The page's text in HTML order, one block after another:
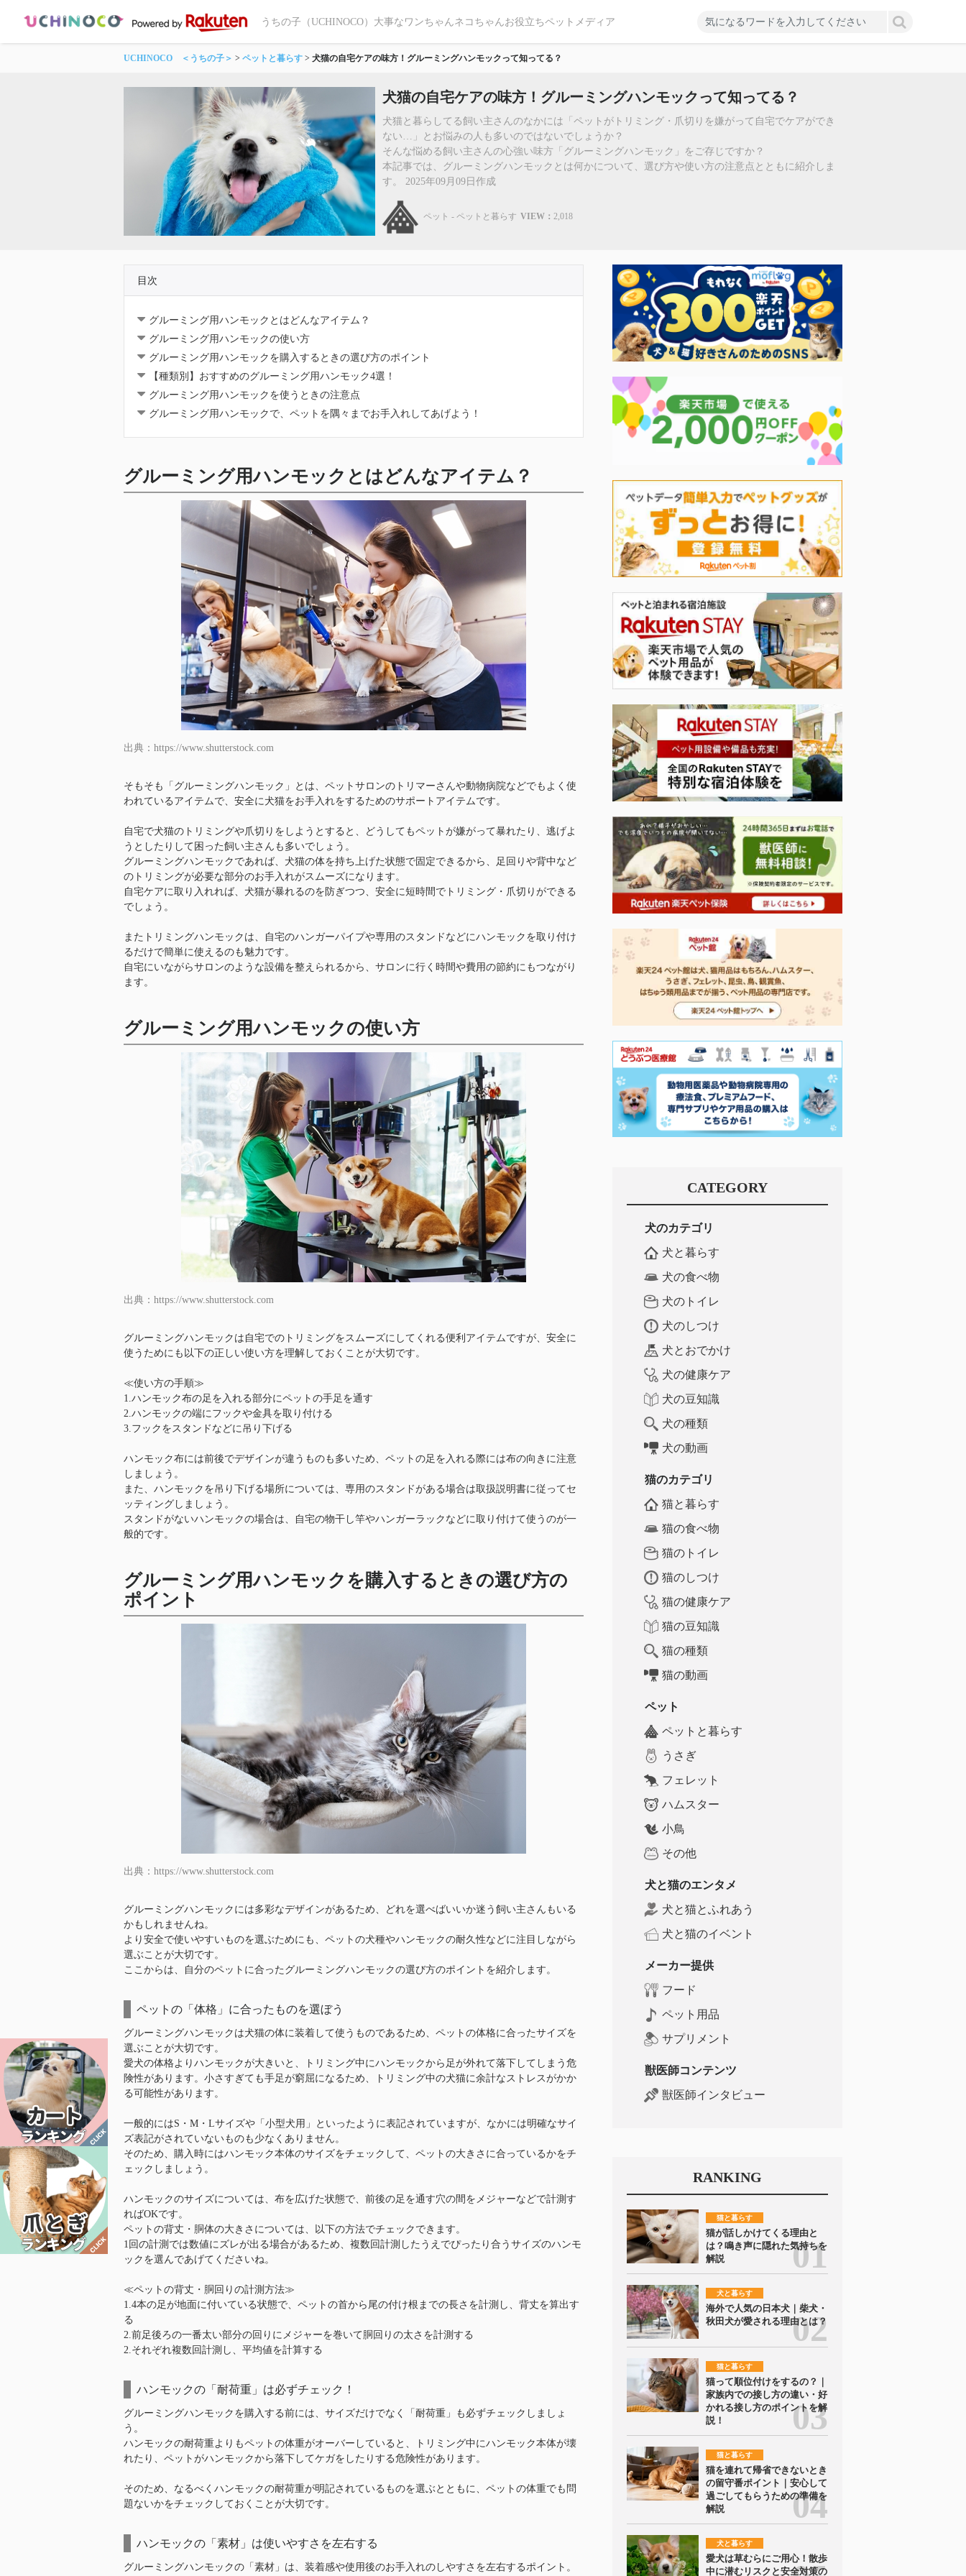
うちの子（UCHINOCO）大事なワンちゃんネコちゃんお役立ちペットメディア
UCHINOCO ＜うちの子＞ ペットと暮らす 犬猫の自宅ケアの味方！グルーミングハンモックって知ってる？
犬猫の自宅ケアの味方！グルーミングハンモックって知ってる？
犬猫と暮らしてる飼い主さんのなかには「ペットがトリミング・爪切りを嫌がって自宅でケアができ
ない…」とお悩みの人も多いのではないでしょうか？
そんな悩める飼い主さんの心強い味方「グルーミングハンモック」をご存じですか？
本記事では、グルーミングハンモックとは何かについて、選び方や使い方の注意点とともに紹介しま
す。 2025年09月09日作成
ペット - ペットと暮らす VIEW： 2,018
目次
グルーミング用ハンモックとはどんなアイテム？
グルーミング用ハンモックの使い方
グルーミング用ハンモックを購入するときの選び方のポイント
【種類別】おすすめのグルーミング用ハンモック4選！
グルーミング用ハンモックを使うときの注意点
グルーミング用ハンモックで、ペットを隅々までお手入れしてあげよう！
グルーミング用ハンモックとはどんなアイテム？
出典：https://www.shutterstock.com
そもそも「グルーミングハンモック」とは、ペットサロンのトリマーさんや動物病院などでもよく使
われているアイテムで、安全に犬猫をお手入れをするためのサポートアイテムです。
自宅で犬猫のトリミングや爪切りをしようとすると、どうしてもペットが嫌がって暴れたり、逃げよ
うとしたりして困った飼い主さんも多いでしょう。
グルーミングハンモックであれば、犬猫の体を持ち上げた状態で固定できるから、足回りや背中など
のトリミングが必要な部分のお手入れがスムーズになります。
自宅ケアに取り入れれば、犬猫が暴れるのを防ぎつつ、安全に短時間でトリミング・爪切りができる
でしょう。
またトリミングハンモックは、自宅のハンガーパイプや専用のスタンドなどにハンモックを取り付け
るだけで簡単に使えるのも魅力です。
自宅にいながらサロンのような設備を整えられるから、サロンに行く時間や費用の節約にもつながり
ます。
グルーミング用ハンモックの使い方
出典：https://www.shutterstock.com
グルーミングハンモックは自宅でのトリミングをスムーズにしてくれる便利アイテムですが、安全に
使うためにも以下の正しい使い方を理解しておくことが大切です。
≪使い方の手順≫
1.ハンモック布の足を入れる部分にペットの手足を通す
2.ハンモックの端にフックや金具を取り付ける
3.フックをスタンドなどに吊り下げる
ハンモック布には前後でデザインが違うものも多いため、ペットの足を入れる際には布の向きに注意
しましょう。
また、ハンモックを吊り下げる場所については、専用のスタンドがある場合は取扱説明書に従ってセ
ッティングしましょう。
スタンドがないハンモックの場合は、自宅の物干し竿やハンガーラックなどに取り付けて使うのが一
般的です。
グルーミング用ハンモックを購入するときの選び方の
ポイント
出典：https://www.shutterstock.com
グルーミングハンモックには多彩なデザインがあるため、どれを選べばいいか迷う飼い主さんもいる
かもしれませんね。
より安全で使いやすいものを選ぶためにも、ペットの犬種やハンモックの耐久性などに注目しながら
選ぶことが大切です。
ここからは、自分のペットに合ったグルーミングハンモックの選び方のポイントを紹介します。
ペットの「体格」に合ったものを選ぼう
グルーミングハンモックは犬猫の体に装着して使うものであるため、ペットの体格に合ったサイズを
選ぶことが大切です。
愛犬の体格よりハンモックが大きいと、トリミング中にハンモックから足が外れて落下してしまう危
険性があります。小さすぎても手足が窮屈になるため、トリミング中の犬猫に余計なストレスがかか
る可能性があります。
一般的にはS・M・Lサイズや「小型犬用」といったように表記されていますが、なかには明確なサイ
ズ表記がされていないものも少なくありません。
そのため、購入時にはハンモック本体のサイズをチェックして、ペットの大きさに合っているかをチ
ェックしましょう。
ハンモックのサイズについては、布を広げた状態で、前後の足を通す穴の間をメジャーなどで計測す
ればOKです。
ペットの背丈・胴体の大きさについては、以下の方法でチェックできます。
1回の計測では数値にズレが出る場合があるため、複数回計測したうえでぴったり合うサイズのハンモ
ックを選んであげてくださいね。
≪ペットの背丈・胴回りの計測方法≫
1.4本の足が地面に付いている状態で、ペットの首から尾の付け根までの長さを計測し、背丈を算出す
る
2.前足後ろの一番太い部分の回りにメジャーを巻いて胴回りの太さを計測する
2.それぞれ複数回計測し、平均値を計算する
ハンモックの「耐荷重」は必ずチェック！
グルーミングハンモックを購入する前には、サイズだけでなく「耐荷重」も必ずチェックしましょ
う。
ハンモックの耐荷重よりもペットの体重がオーバーしていると、トリミング中にハンモック本体が壊
れたり、ペットがハンモックから落下してケガをしたりする危険性があります。
そのため、なるべくハンモックの耐荷重が明記されているものを選ぶとともに、ペットの体重でも問
題ないかをチェックしておくことが大切です。
ハンモックの「素材」は使いやすさを左右する
グルーミングハンモックの「素材」は、装着感や使用後のお手入れのしやすさを左右するポイント。
CATEGORY
犬のカテゴリ
犬と暮らす
犬の食べ物
犬のトイレ
犬のしつけ
犬とおでかけ
犬の健康ケア
犬の豆知識
犬の種類
犬の動画
猫のカテゴリ
猫と暮らす
猫の食べ物
猫のトイレ
猫のしつけ
猫の健康ケア
猫の豆知識
猫の種類
猫の動画
ペット
ペットと暮らす
うさぎ
フェレット
ハムスター
小鳥
その他
犬と猫のエンタメ
犬と猫とふれあう
犬と猫のイベント
メーカー提供
フード
ペット用品
サプリメント
獣医師コンテンツ
獣医師インタビュー
RANKING
猫と暮らす
猫が話しかけてくる理由と
は？鳴き声に隠れた気持ちを
解説
犬と暮らす
海外で人気の日本犬｜柴犬・
秋田犬が愛される理由とは？
猫と暮らす
猫って順位付けをするの？｜
家族内での接し方の違い・好
かれる接し方のポイントを解
説！
猫と暮らす
猫を連れて帰省できないとき
の留守番ポイント｜安心して
過ごしてもらうための準備を
解説
犬と暮らす
愛犬は草むらにご用心！散歩
中に潜むリスクと安全対策の